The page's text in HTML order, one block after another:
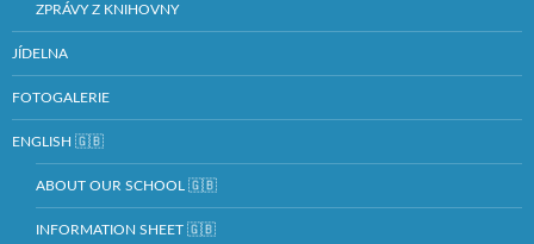
ZPRÁVY Z KNIHOVNY
JÍDELNA
FOTOGALERIE
ENGLISH 🇬🇧
ABOUT OUR SCHOOL 🇬🇧
INFORMATION SHEET 🇬🇧